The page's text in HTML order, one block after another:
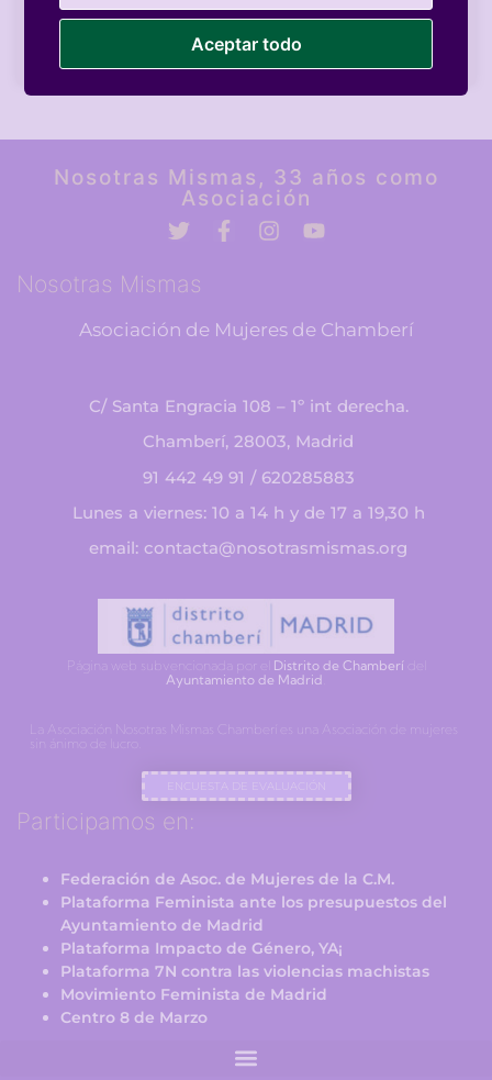
Nosotras Mismas, 33 años como
Asociación
Nosotras Mismas
Asociación de Mujeres de Chamberí
C/ Santa Engracia 108 – 1º int derecha.
Chamberí, 28003, Madrid
91 442 49 91 / 620285883
Lunes a viernes: 10 a 14 h y de 17 a 19,30 h
email: contacta@nosotrasmismas.org
Página web subvencionada por el Distrito de Chamberídel
Ayuntamiento de Madrid
La Asociación Nosotras Mismas Chamberí es una Asociación de mujeres
sin ánimo de lucro.
ENCUESTA DE EVALUACIÓN
Participamos en:
Federación de Asoc. de Mujeres de la C.M.
Plataforma Feminista ante los presupuestos del
Ayuntamiento de Madrid
Plataforma Impacto de Género, YA¡
Plataforma 7N contra las violencias machistas
Movimiento Feminista de Madrid
Centro 8 de Marzo
Aceptar todo